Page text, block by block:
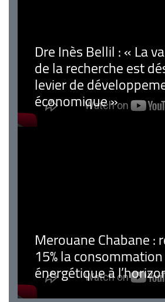
Dre Inès Bellil : « La
de la recherche est
levier de
économique »
Merouane Chabane :
15% la consommation
énergétique à